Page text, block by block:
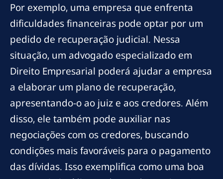
Por exemplo, uma empresa que enfrenta
dificuldades financeiras pode optar por um
pedido de recuperação judicial. Nessa
situação, um advogado especializado em
Direito Empresarial poderá ajudar a empresa
a elaborar um plano de recuperação,
apresentando-o ao juiz e aos credores. Além
disso, ele também pode auxiliar nas
negociações com os credores, buscando
condições mais favoráveis para o pagamento
das dívidas. Isso exemplifica como uma boa